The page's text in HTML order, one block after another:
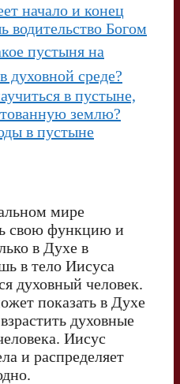
начало и конец
водительство Богом
пустыня на
духовной среде?
в пустыне,
землю?
в пустыне
мире
свою функцию и
в Духе в
в тело Иисуса
духовный человек.
показать в Духе
духовные
Иисус
и распределяет